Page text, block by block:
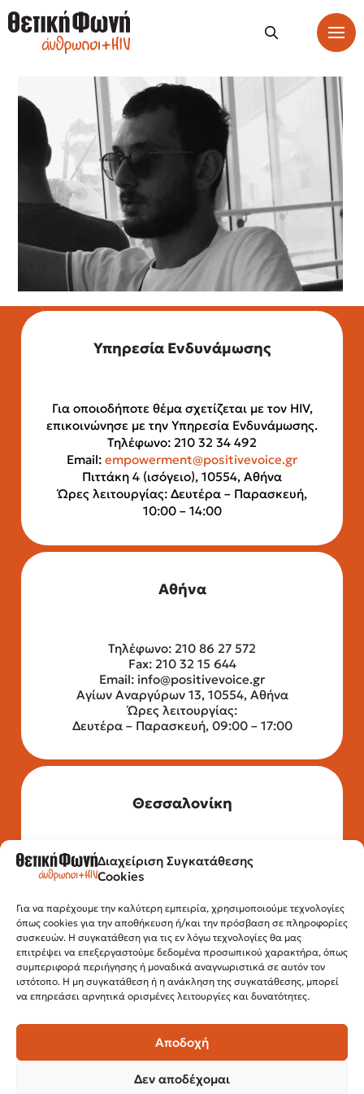
Διαχείριση Συγκατάθεσης
Cookies
Για να παρέχουμε την καλύτερη εμπειρία, χρησιμοποιούμε τεχνολογίες
όπως cookies για την αποθήκευση ή/και την πρόσβαση σε πληροφορίες
συσκευών. Η συγκατάθεση για τις εν λόγω τεχνολογίες θα μας
επιτρέψει να επεξεργαστούμε δεδομένα προσωπικού χαρακτήρα, όπως
συμπεριφορά περιήγησης ή μοναδικά αναγνωριστικά σε αυτόν τον
ιστότοπο. Η μη συγκατάθεση ή η ανάκληση της συγκατάθεσης, μπορεί
να επηρεάσει αρνητικά ορισμένες λειτουργίες και δυνατότητες.
Αποδοχή
Δεν αποδέχομαι
Υπηρεσία Ενδυνάμωσης
Για οποιοδήποτε θέμα σχετίζεται με τον HIV,
επικοινώνησε με την Υπηρεσία Ενδυνάμωσης.
Τηλέφωνο: 210 32 34 492
Email: empowerment@positivevoice.gr
Πιττάκη 4 (ισόγειο), 10554, Αθήνα
Ώρες λειτουργίας: Δευτέρα – Παρασκευή,
10:00 – 14:00
Αθήνα
Τηλέφωνο: 210 86 27 572
Fax: 210 32 15 644
Email: info@positivevoice.gr
Αγίων Αναργύρων 13, 10554, Αθήνα
Ώρες λειτουργίας:
Δευτέρα – Παρασκευή, 09:00 – 17:00
Θεσσαλονίκη
Τηλέφωνο: 2315 525 020
Fax: 210 32 15 644
Εγνατίας 112, 3ος όροφος, 54622,
Θεσσαλονίκη
Ώρες λειτουργίας:
Δευτέρα – Παρασκευή, 10:00 –14:00